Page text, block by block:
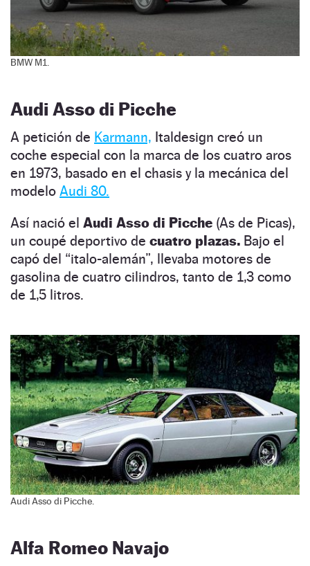
BMW M1.
Audi Asso di Picche
A petición de Karmann, Italdesign creó un
coche especial con la marca de los cuatro aros
en 1973, basado en el chasis y la mecánica del
modelo Audi 80.
Así nació el Audi Asso di Picche (As de Picas),
un coupé deportivo de cuatro plazas. Bajo el
capó del “italo-alemán”, llevaba motores de
gasolina de cuatro cilindros, tanto de 1,3 como
de 1,5 litros.
Audi Asso di Picche.
Alfa Romeo Navajo